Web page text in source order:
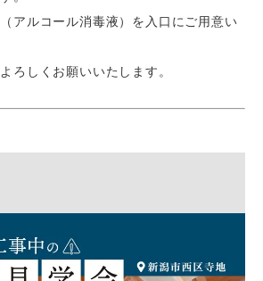
アルコール消毒液）を入口にご用意い
ろしくお願いいたします。